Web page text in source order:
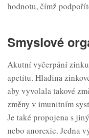
hodnotu, čímž
Smyslové
Akutní vyčerpání
apetitu. Hladina
aby vyvolala takové
změny v imunitním
Je také propojena s
nebo anorexie. Jedna